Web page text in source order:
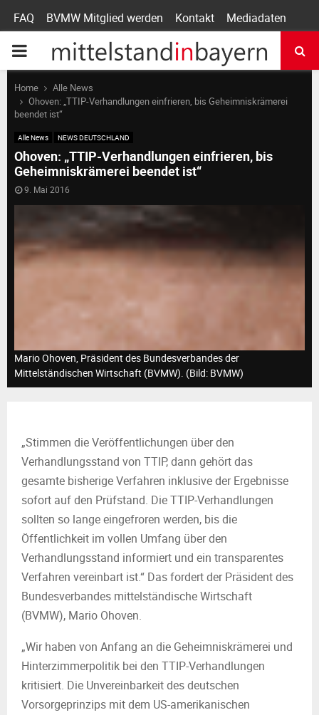
FAQ BVMW Mitglied werden Kontakt Mediadaten
P
R
M
A
R
E
Home
Alle News
Ohoven: „TTIP-Verhandlungen einfrieren, bis Geheimniskrämerei
beendet ist“
Alle News NEWS DEUTSCHLAND
Ohoven: „TTIP-Verhandlungen einfrieren, bis
Geheimniskrämerei beendet ist“
9. Mai 2016
Mario Ohoven, Präsident des Bundesverbandes der
Mittelständischen Wirtschaft (BVMW). (Bild: BVMW)
„Stimmen die Veröffentlichungen über den
Verhandlungsstand von TTIP, dann gehört das
gesamte bisherige Verfahren inklusive der Ergebnisse
sofort auf den Prüfstand. Die TTIP-Verhandlungen
sollten so lange eingefroren werden, bis die
Öffentlichkeit im vollen Umfang über den
Verhandlungsstand informiert und ein transparentes
Verfahren vereinbart ist.“ Das fordert der Präsident des
Bundesverbandes mittelständische Wirtschaft
(BVMW), Mario Ohoven.
„Wir haben von Anfang an die Geheimniskrämerei und
Hinterzimmerpolitik bei den TTIP-Verhandlungen
kritisiert. Die Unvereinbarkeit des deutschen
Vorsorgeprinzips mit dem US-amerikanischen